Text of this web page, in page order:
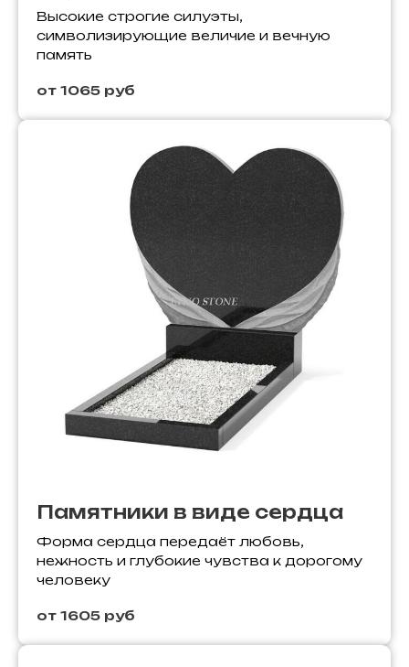
Высокие строгие силуэты,
символизирующие величие и вечную
память
от 1065 руб
Памятники в виде сердца
Форма сердца передаёт любовь,
нежность и глубокие чувства к дорогому
человеку
от 1605 руб